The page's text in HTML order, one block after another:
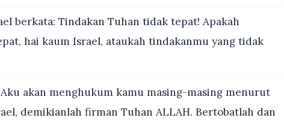
berkata: Tindakan Tuhan tidak tepat! Apakah
hai kaum Israel, ataukah tindakanmu yang tidak
akan menghukum kamu masing-masing menurut
demikianlah firman Tuhan ALLAH. Bertobatlah dan